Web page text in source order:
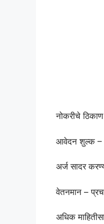
नोकरीचे
आवेदन शुल्क
अर्ज सादर
वेतनमान –
अधिक